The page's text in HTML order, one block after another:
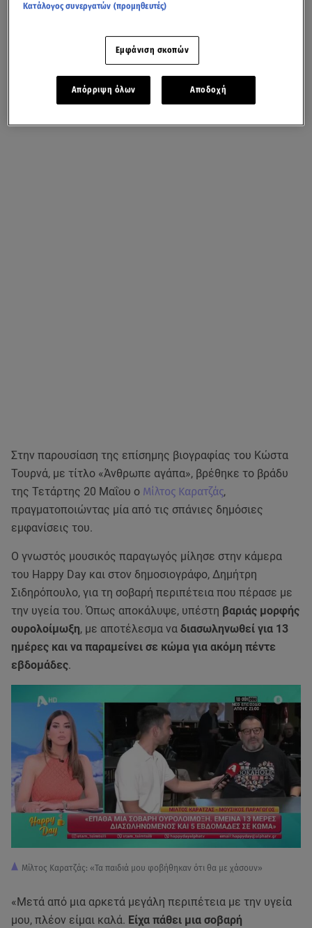
Στην παρουσίαση της επίσημης βιογραφίας του Κώστα
Τουρνά, με τίτλο «Άνθρωπε αγάπα», βρέθηκε το βράδυ
της Τετάρτης 20 Μαΐου ο Μίλτος Καρατζάς,
πραγματοποιώντας μία από τις σπάνιες δημόσιες
εμφανίσεις του.
Ο γνωστός μουσικός παραγωγός μίλησε στην κάμερα
του Happy Day και στον δημοσιογράφο, Δημήτρη
Σιδηρόπουλο, για τη σοβαρή περιπέτεια που πέρασε με
την υγεία του. Όπως αποκάλυψε, υπέστη βαριάς μορφής
ουρολοίμωξη, με αποτέλεσμα να διασωληνωθεί για 13
ημέρες και να παραμείνει σε κώμα για ακόμη πέντε
εβδομάδες.
Μίλτος Καρατζάς: «Τα παιδιά μου φοβήθηκαν ότι θα με χάσουν»
«Μετά από μια αρκετά μεγάλη περιπέτεια με την υγεία
μου, πλέον είμαι καλά. Είχα πάθει μια σοβαρή
Κατάλογος συνεργατών (προμηθευτές)
Εμφάνιση σκοπών
Απόρριψη όλων Αποδοχή